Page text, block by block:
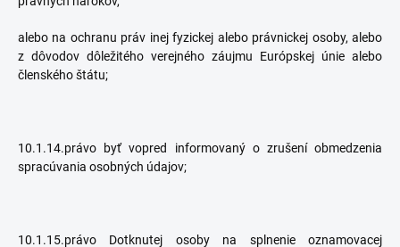
alebo na ochranu práv inej fyzickej alebo právnickej osoby, alebo
z dôvodov dôležitého verejného záujmu Európskej únie alebo
členského štátu;
10.1.14.právo byť vopred informovaný o zrušení obmedzenia
spracúvania osobných údajov;
10.1.15.právo Dotknutej osoby na splnenie oznamovacej